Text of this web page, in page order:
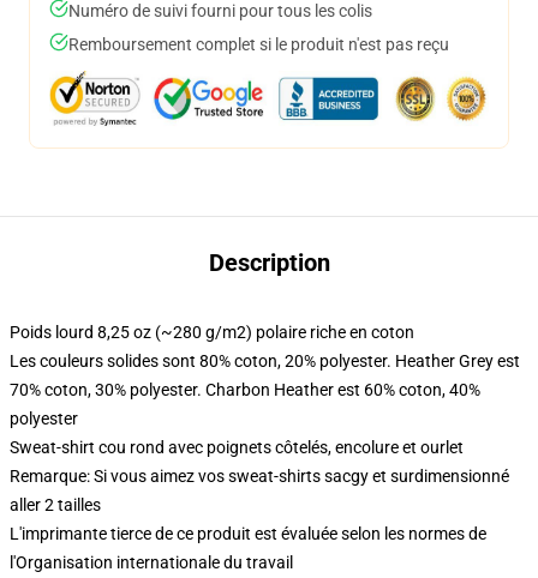
Numéro de suivi fourni pour tous les colis
Remboursement complet si le produit n'est pas reçu
Description
Poids lourd 8,25 oz (~280 g/m2) polaire riche en coton
Les couleurs solides sont 80% coton, 20% polyester. Heather Grey est
70% coton, 30% polyester. Charbon Heather est 60% coton, 40%
polyester
Sweat-shirt cou rond avec poignets côtelés, encolure et ourlet
Remarque: Si vous aimez vos sweat-shirts sacgy et surdimensionné
aller 2 tailles
L'imprimante tierce de ce produit est évaluée selon les normes de
l'Organisation internationale du travail